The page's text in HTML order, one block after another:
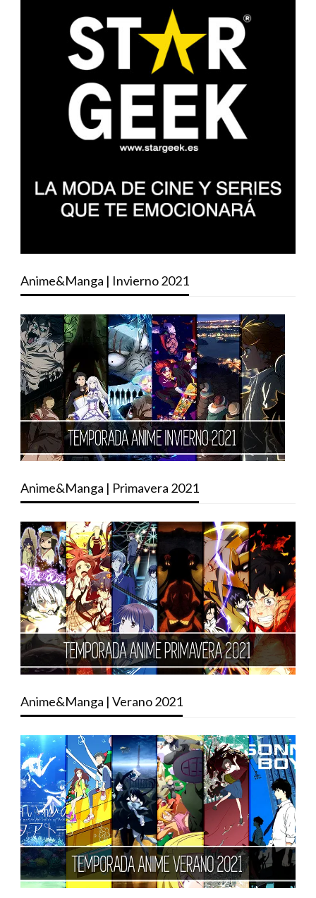
Anime&Manga | Invierno 2021
Anime&Manga | Primavera 2021
Anime&Manga | Verano 2021